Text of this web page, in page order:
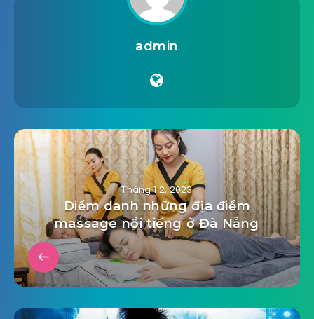
admin
Tháng 1 2, 2023
Diểm danh những địa điểm
massage nổi tiếng ở Đà Nẵng